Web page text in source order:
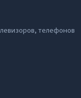
телефонов